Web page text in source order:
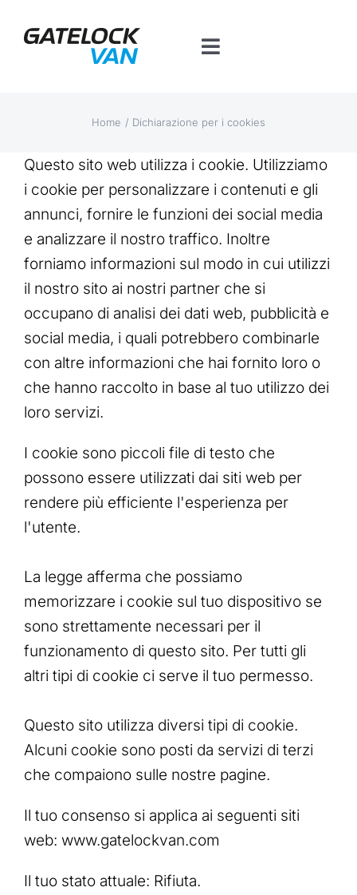
Toggle
Contatti
Piattaforma BT
Home Dichiarazione per i cookies
Questo sito web utilizza i cookie. Utilizziamo
i cookie per personalizzare i contenuti e gli
annunci, fornire le funzioni dei social media
e analizzare il nostro traffico. Inoltre
forniamo informazioni sul modo in cui utilizzi
il nostro sito ai nostri partner che si
occupano di analisi dei dati web, pubblicità e
social media, i quali potrebbero combinarle
con altre informazioni che hai fornito loro o
che hanno raccolto in base al tuo utilizzo dei
loro servizi.
I cookie sono piccoli file di testo che
possono essere utilizzati dai siti web per
rendere più efficiente l'esperienza per
l'utente.
La legge afferma che possiamo
memorizzare i cookie sul tuo dispositivo se
sono strettamente necessari per il
funzionamento di questo sito. Per tutti gli
altri tipi di cookie ci serve il tuo permesso.
Questo sito utilizza diversi tipi di cookie.
Alcuni cookie sono posti da servizi di terzi
che compaiono sulle nostre pagine.
Il tuo consenso si applica ai seguenti siti
web: www.gatelockvan.com
Il tuo stato attuale: Rifiuta.